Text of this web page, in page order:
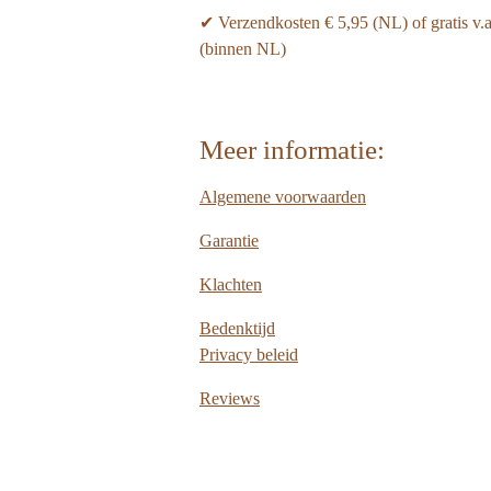
✔ Verzendkosten € 5,95 (NL) of gratis
(binnen NL)
Meer informatie:
Algemene voorwaarden
Garantie
Klachten
Bedenktijd
Privacy beleid
Reviews